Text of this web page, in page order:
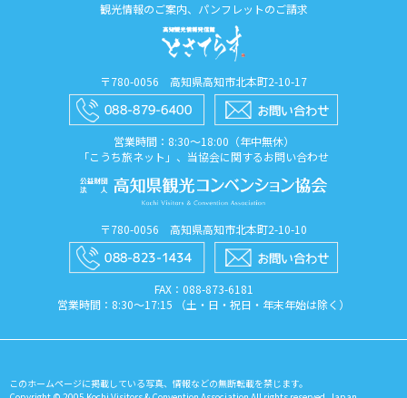
観光情報のご案内、パンフレットのご請求
〒780-0056 高知県高知市北本町2-10-17
営業時間：8:30〜18:00（年中無休）
「こうち旅ネット」、当協会に関するお問い合わせ
〒780-0056 高知県高知市北本町2-10-10
FAX：088​-873​-6181
営業時間：8:30〜17:15 （土・日・祝日・年末年始は除く）
このホームページに掲載している写真、情報などの無断転載を禁じます。